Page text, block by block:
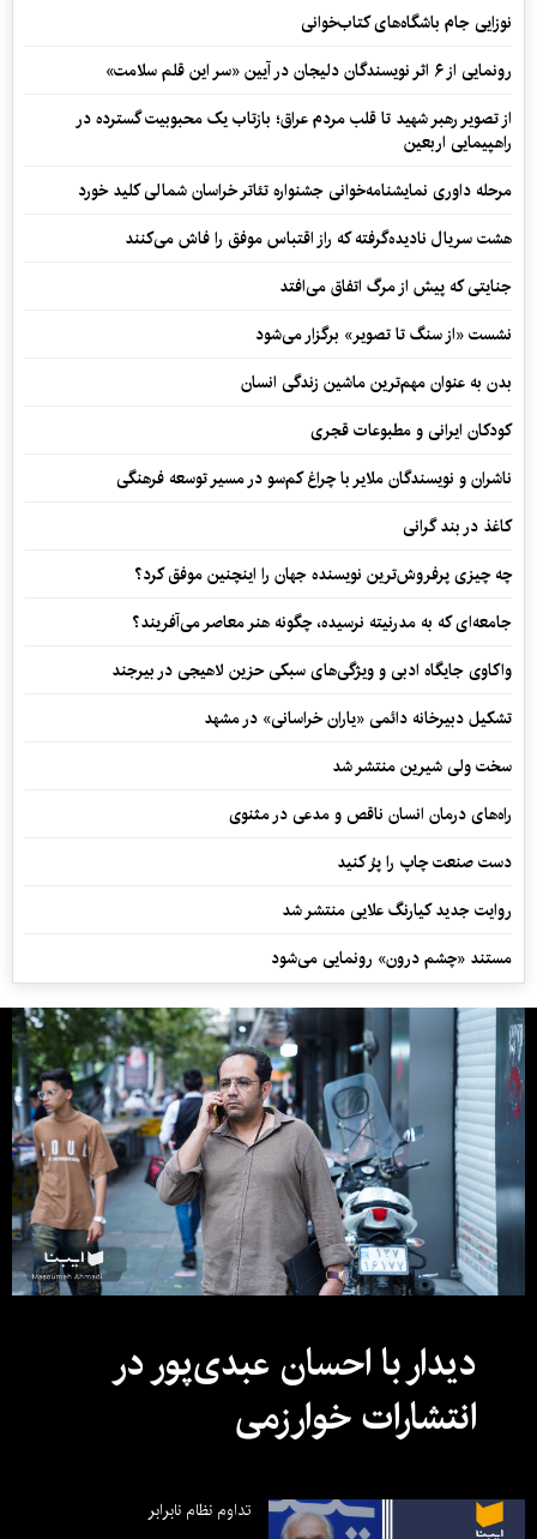
نوزایی جام باشگاه‌های کتاب‌خوانی
رونمایی از ۶ اثر نویسندگان دلیجان در آیین «سر این قلم سلامت»
از تصویر رهبر شهید تا قلب مردم عراق؛ بازتاب یک محبوبیت گسترده در
راهپیمایی اربعین
مرحله داوری نمایشنامه‌خوانی جشنواره تئاتر خراسان شمالی کلید خورد
هشت سریال نادیده‌گرفته که راز اقتباس موفق را فاش می‌کنند
جنایتی که پیش از مرگ اتفاق می‌افتد
نشست «از سنگ تا تصویر» برگزار می‌شود
بدن به عنوان مهم‌ترین ماشین زندگی انسان
کودکان ایرانی و مطبوعات قجری
ناشران و نویسندگان ملایر با چراغ کم‌سو در مسیر توسعه فرهنگی
کاغذ در بند گرانی
چه چیزی پرفروش‌ترین نویسنده جهان را اینچنین موفق کرد؟
جامعه‌ای که به مدرنیته نرسیده، چگونه هنر معاصر می‌آفریند؟
واکاوی جایگاه ادبی و ویژگی‌های سبکی حزین لاهیجی در بیرجند
تشکیل دبیرخانه دائمی «یاران خراسانی» در مشهد
سخت ولی شیرین منتشر شد
راه‌های درمان انسان ناقص و مدعی در مثنوی
دست صنعت چاپ را پرُ کنید
روایت جدید کیارنگ علایی منتشر شد
مستند «چشم درون» رونمایی می‌شود
دیدار با احسان عبدی‌پور در
انتشارات خوارزمی
تداوم نظام نابرابر